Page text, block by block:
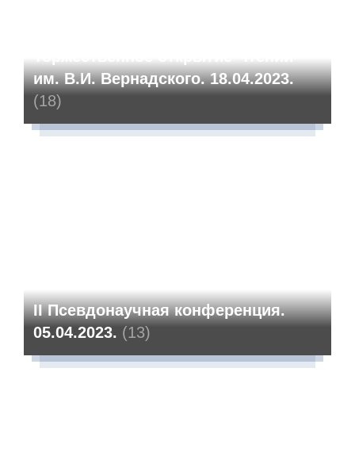
им. В.И. Вернадского. 18.04.2023.
(18)
II Псевдонаучная конференция.
05.04.2023. (13)